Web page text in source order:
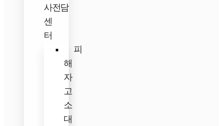
사전담
센
터
피
해
자
고
소
대